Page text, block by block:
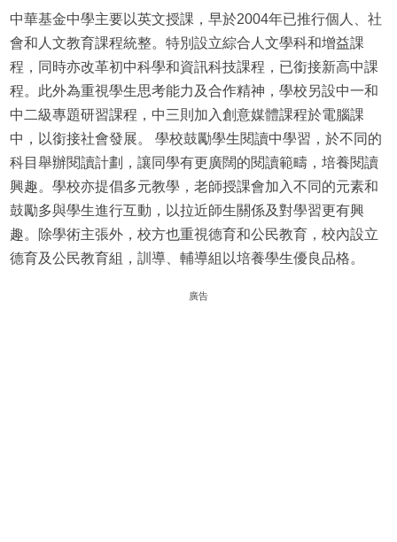
中華基金中學主要以英文授課，早於2004年已推行個人、社
會和人文教育課程統整。特別設立綜合人文學科和增益課
程，同時亦改革初中科學和資訊科技課程，已銜接新高中課
程。此外為重視學生思考能力及合作精神，學校另設中一和
中二級專題研習課程，中三則加入創意媒體課程於電腦課
中，以銜接社會發展。 學校鼓勵學生閱讀中學習，於不同的
科目舉辦閱讀計劃，讓同學有更廣闊的閱讀範疇，培養閱讀
興趣。學校亦提倡多元教學，老師授課會加入不同的元素和
鼓勵多與學生進行互動，以拉近師生關係及對學習更有興
趣。除學術主張外，校方也重視德育和公民教育，校內設立
德育及公民教育組，訓導、輔導組以培養學生優良品格。
廣告